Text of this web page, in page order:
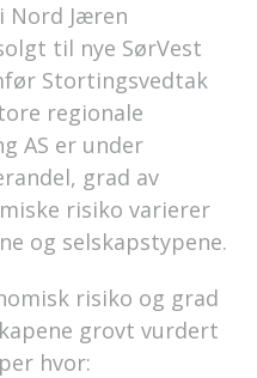
Nord Jæren
til nye SørVest
Stortingsvedtak
regionale
AS er under
grad av
risiko varierer
og selskapstypene.
risiko og grad
grovt vurdert
hvor: